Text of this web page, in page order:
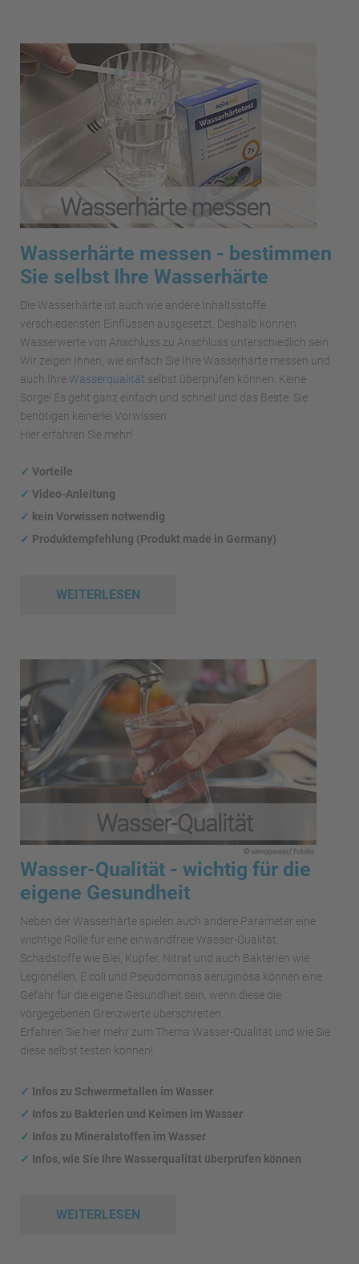
Wasserhärte messen - bestimmen
Sie selbst Ihre Wasserhärte
Die Wasserhärte ist auch wie andere Inhaltsstoffe
verschiedensten Einflüssen ausgesetzt. Deshalb können
Wasserwerte von Anschluss zu Anschluss unterschiedlich sein.
Wir zeigen Ihnen, wie einfach Sie Ihre Wasserhärte messen und
auch IhreWasserqualität selbst überprüfen können. Keine
Sorge! Es geht ganz einfach und schnell und das Beste: Sie
benötigen keinerlei Vorwissen.
Hier erfahren Sie mehr!
✓ Vorteile
✓ Video-Anleitung
✓ kein Vorwissen notwendig
✓ Produktempfehlung (Produkt made in Germany)
WEITERLESEN
Wasser-Qualität - wichtig für die
eigene Gesundheit
Neben der Wasserhärte spielen auch andere Parameter eine
wichtige Rolle für eine einwandfreie Wasser-Qualität.
Schadstoffe wie Blei, Kupfer, Nitrat und auch Bakterien wie
Legionellen, E.coli und Pseudomonas aeruginosa können eine
Gefahr für die eigene Gesundheit sein, wenn diese die
vorgegebenen Grenzwerte überschreiten.
Erfahren Sie hier mehr zum Thema Wasser-Qualität und wie Sie
diese selbst testen können!
✓ Infos zu Schwermetallen im Wasser
✓ Infos zu Bakterien und Keimen im Wasser
✓ Infos zu Mineralstoffen im Wasser
✓ Infos, wie Sie Ihre Wasserqualität überprüfen können
WEITERLESEN